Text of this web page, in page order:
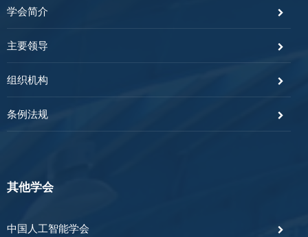
学会简介
主要领导
组织机构
条例法规
其他学会
中国人工智能学会